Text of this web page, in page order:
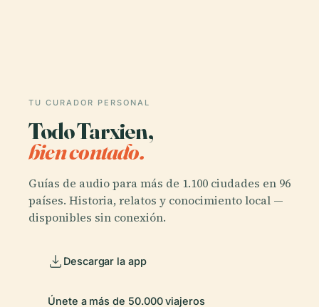
TU CURADOR PERSONAL
Todo Tarxien,
bien contado.
Guías de audio para más de 1.100 ciudades en 96
países. Historia, relatos y conocimiento local —
disponibles sin conexión.
Descargar la app
Únete a más de 50.000 viajeros